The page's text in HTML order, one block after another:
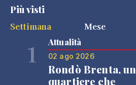
Più visti
Settimana
Mese
1 Attualità
02 ago 2026
Rondò Brenta, un
quartiere che